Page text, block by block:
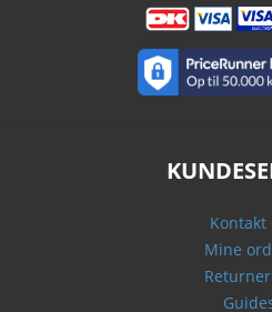
Kontakt
Mine